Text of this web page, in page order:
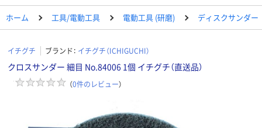
ホーム 工具/電動工具 電動工具 (研磨) ディスクサンダー
イチグチ ブランド： イチグチ（ICHIGUCHI）
クロスサンダー 細目 No.84006 1個 イチグチ（直送品）
（0件のレビュー）